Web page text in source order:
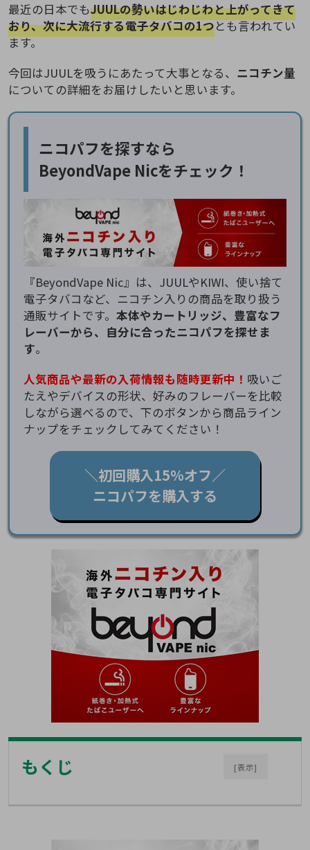
最近の日本でもJUULの勢いはじわじわと上がってきて
おり、次に大流行する電子タバコの1つとも言われてい
ます。
今回はJUULを吸うにあたって大事となる、 ニコチン量
についての詳細をお届けしたいと思います。
ニコパフを探すなら
BeyondVape Nicをチェック！
『BeyondVape Nic』は、JUULやKIWI、使い捨て
電子タバコなど、ニコチン入りの商品を取り扱う
通販サイトです。 本体やカートリッジ、豊富なフ
レーバーから、自分に合ったニコパフを探せま
す。
人気商品や最新の入荷情報も随時更新中！ 吸いご
たえやデバイスの形状、好みのフレーバーを比較
しながら選べるので、下のボタンから商品ライン
ナップをチェックしてみてください！
＼初回購入15％オフ／
ニコパフを購入する
もくじ [表示]